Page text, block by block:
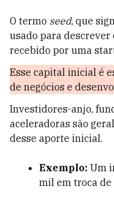
O termo seed, que
usado para descrever
recebido por uma
Esse capital inicial é
de negócios e
Investidores-anjo,
aceleradoras são
desse aporte inicial.
Exemplo: Um
mil em troca